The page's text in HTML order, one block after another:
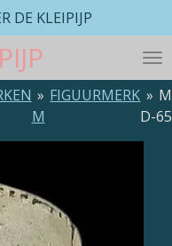
DE KLEIPIJP
» FIGUURMERK
M
»
D-